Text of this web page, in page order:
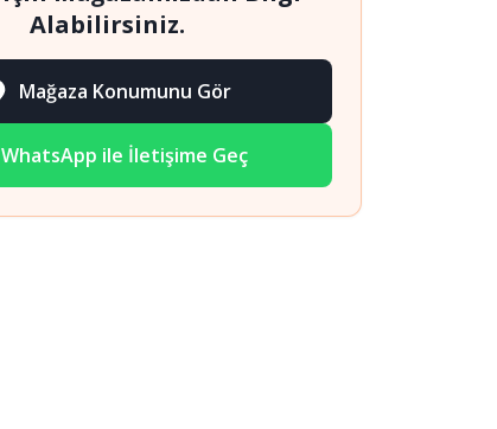
Alabilirsiniz.
Mağaza Konumunu Gör
WhatsApp ile İletişime Geç